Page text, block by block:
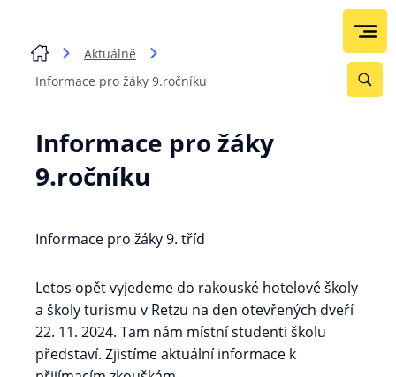
Aktuálně
Informace pro žáky 9.ročníku
Informace pro žáky
9.ročníku
Informace pro žáky 9. tříd
Letos opět vyjedeme do rakouské hotelové školy
a školy turismu v Retzu na den otevřených dveří
22. 11. 2024. Tam nám místní studenti školu
představí. Zjistíme aktuální informace k